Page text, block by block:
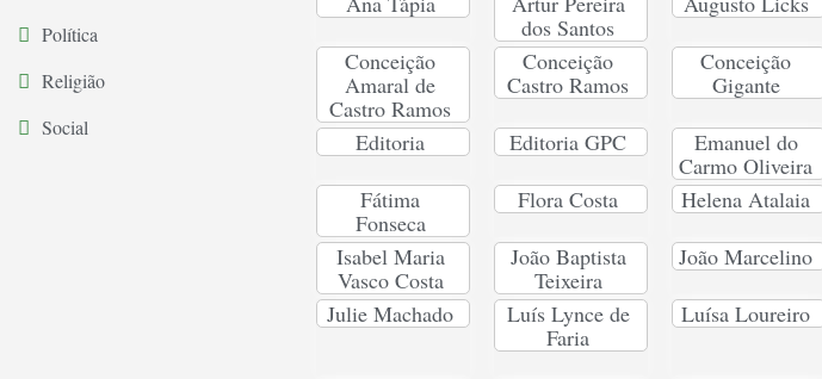
Política
Religião
Social
dos Santos
Conceição
Amaral de
Castro Ramos
Conceição
Castro Ramos
Conceição
Gigante
Editoria Editoria GPC
Emanuel do
Carmo Oliveira
Fátima
Fonseca
Flora Costa Helena Atalaia
Isabel Maria
Vasco Costa
João Baptista
Teixeira
João Marcelino
Julie Machado
Luís Lynce de
Faria
Luísa Loureiro